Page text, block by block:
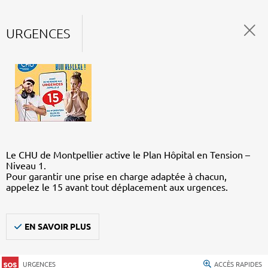
URGENCES
Le CHU de Montpellier active le Plan Hôpital en Tension –
Niveau 1.
Pour garantir une prise en charge adaptée à chacun,
appelez le 15 avant tout déplacement aux urgences.
EN SAVOIR PLUS
URGENCES ACCÈS RAPIDES